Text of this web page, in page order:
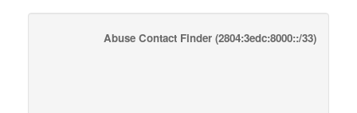
Abuse Contact Finder (2804:3edc:8000::/33)